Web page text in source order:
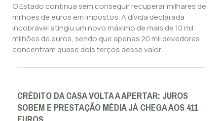
O Estado continua sem conseguir recuperar milhares de
milhões de euros em impostos. A dívida declarada
incobrável atingiu um novo máximo de mais de 10 mil
milhões de euros, sendo que apenas 20 mil devedores
concentram quase dois terços desse valor.
CRÉDITO DA CASA VOLTA A APERTAR: JUROS
SOBEM E PRESTAÇÃO MÉDIA JÁ CHEGA AOS 411